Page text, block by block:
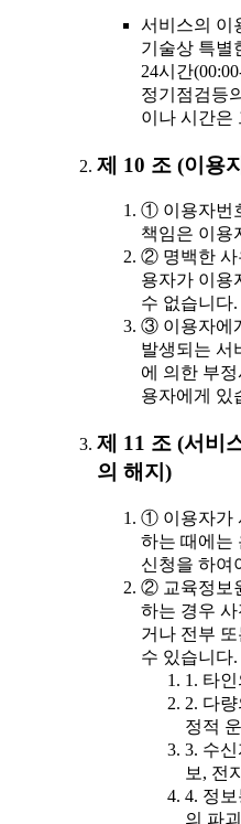
서비스의 이
기술상 특별
24시간
정기점검등
이나 시간은
제 10 조 (이용
① 이용자번
책임은 이용
② 명백한 사
용자가 이용
수 없습니다.
③ 이용자에
발생되는 서
에 의한 부
용자에게 있
제 11 조 (서비
의 해지)
① 이용자가
하는 때에는
신청을 하여
② 교육정보
하는 경우
거나 전부
수 있습니다.
1. 타
2. 다
정적
3. 수
보, 전
4. 정
의 파